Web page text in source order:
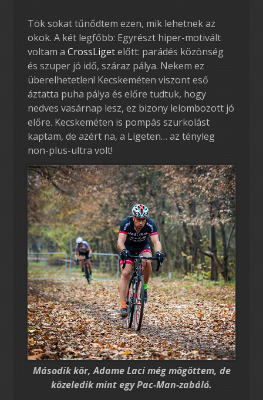
Tök sokat tűnődtem ezen, mik lehetnek az
okok. A két legfőbb: Egyrészt hiper-motivált
voltam a CrossLigetelőtt: parádés közönség
és szuper jó idő, száraz pálya. Nekem ez
überelhetetlen! Kecskeméten viszont eső
áztatta puha pálya és előre tudtuk, hogy
nedves vasárnap lesz, ez bizony lelombozott jó
előre. Kecskeméten is pompás szurkolást
kaptam, de azért na, a Ligeten… az tényleg
non-plus-ultra volt!
Második kör, Adame Laci még mögöttem, de
közeledik mint egy Pac-Man-zabáló.